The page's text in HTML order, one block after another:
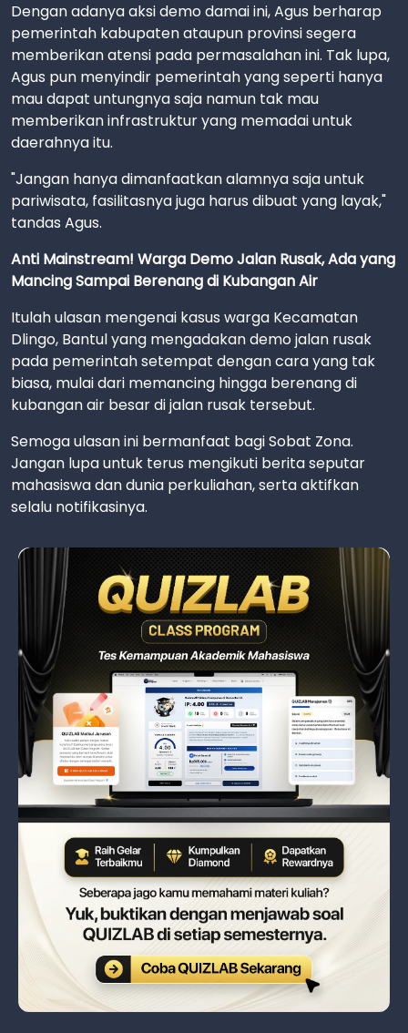
Dengan adanya aksi demo damai ini, Agus berharap
pemerintah kabupaten ataupun provinsi segera
memberikan atensi pada permasalahan ini. Tak lupa,
Agus pun menyindir pemerintah yang seperti hanya
mau dapat untungnya saja namun tak mau
memberikan infrastruktur yang memadai untuk
daerahnya itu.
"Jangan hanya dimanfaatkan alamnya saja untuk
pariwisata, fasilitasnya juga harus dibuat yang layak,"
tandas Agus.
Anti Mainstream! Warga Demo Jalan Rusak, Ada yang
Mancing Sampai Berenang di Kubangan Air
Itulah ulasan mengenai kasus warga Kecamatan
Dlingo, Bantul yang mengadakan demo jalan rusak
pada pemerintah setempat dengan cara yang tak
biasa, mulai dari memancing hingga berenang di
kubangan air besar di jalan rusak tersebut.
Semoga ulasan ini bermanfaat bagi Sobat Zona.
Jangan lupa untuk terus mengikuti berita seputar
mahasiswa dan dunia perkuliahan, serta aktifkan
selalu notifikasinya.